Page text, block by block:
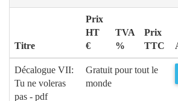
Titre
Prix
HT
€
TVA
%
Prix
TTC
Décalogue VII:
Tu ne voleras
pas - pdf
Gratuit pour tout le
monde